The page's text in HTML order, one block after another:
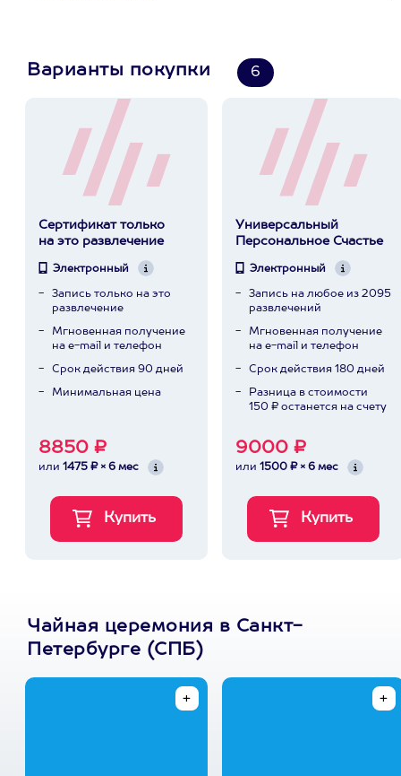
Варианты покупки 6
Сертификат только
на это развлечение
Электронный
Запись только на это
развлечение
Мгновенная получение
на e-mail и телефон
Срок действия 90 дней
Минимальная цена
8850 ₽
или 1475 ₽ × 6 мес
Универсальный
Персональное Счастье
Электронный
Запись на любое из 2095
развлечений
Мгновенная получение
на e-mail и телефон
Срок действия 180 дней
Разница в стоимости
150 ₽ останется на счету
9000 ₽
или 1500 ₽ × 6 мес
Чайная церемония в Санкт-
Петербурге (СПБ)